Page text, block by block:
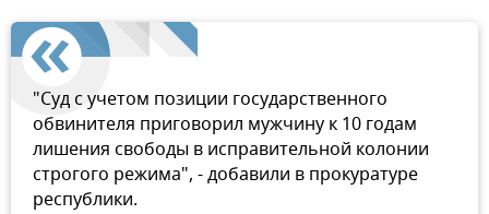
"Суд с учетом позиции государственного
обвинителя приговорил мужчину к 10 годам
лишения свободы в исправительной колонии
строгого режима", - добавили в прокуратуре
республики.